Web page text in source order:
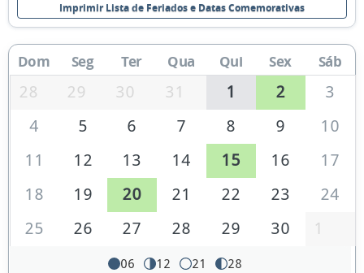
Imprimir Lista de Feriados e Datas Comemorativas
Dom Seg Ter Qua Qui Sex Sáb
28 29 30 31 1 2
3
4
5 6 7 8 9
10
11
12 13 14 15 16
17
18
19 20 21 22 23
24
25
26 27 28 29 30 1
06 12 21 28